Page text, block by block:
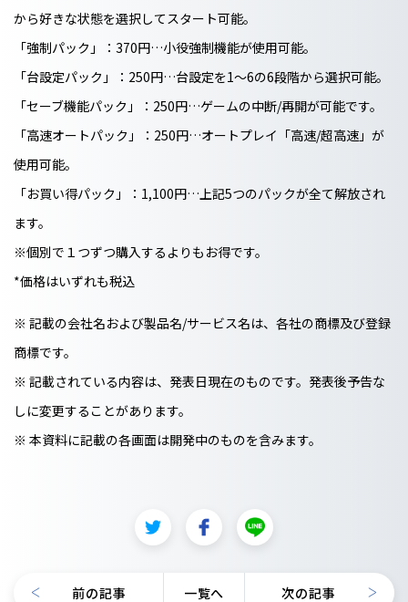
から好きな状態を選択してスタート可能。
「強制パック」：370円…小役強制機能が使用可能。
「台設定パック」：250円…台設定を1～6の6段階から選択可能。
「セーブ機能パック」：250円…ゲームの中断/再開が可能です。
「高速オートパック」：250円…オートプレイ「高速/超高速」が
使用可能。
「お買い得パック」：1,100円…上記5つのパックが全て解放され
ます。
※個別で１つずつ購入するよりもお得です。
*価格はいずれも税込
※ 記載の会社名および製品名/サービス名は、各社の商標及び登録
商標です。
※ 記載されている内容は、発表日現在のものです。発表後予告な
しに変更することがあります。
※ 本資料に記載の各画面は開発中のものを含みます。
前の記事 一覧へ 次の記事